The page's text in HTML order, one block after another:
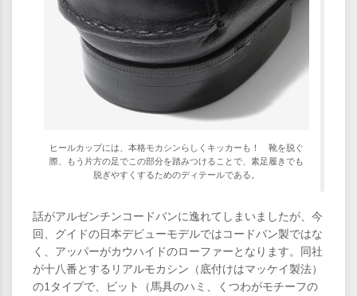
ヒールカップには、本格モカシンらしくキッカーも！ 靴を脱ぐ
際、もう片方の足でこの部分を踏みつけることで、素足履きでも
脱ぎやすくするためのディテールである。
話がアルゼンチンコードバンに逸れてしまいましたが、今
回、グイドの日本デビューモデルではコードバン製ではな
く、アッパーがカウハイドのローファーとなります。同社
が十八番とするリアルモカシン（底付けはマッケイ製法）
の1タイプで、ビット（馬具のハミ、くつわがモチーフの